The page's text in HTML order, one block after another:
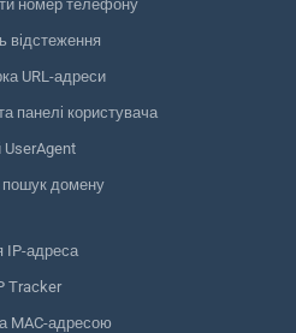
номер телефону
відстеження
URL-адреси
панелі користувача
UserAgent
пошук домену
IP-адреса
Tracker
MAC-адресою